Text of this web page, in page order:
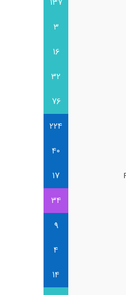
137
3
16
32
76
224
40
17
34
9
4
14